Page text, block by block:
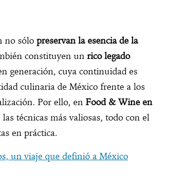
no sólo preservan la esencia de la
constituyen un rico legado
generación, cuya continuidad es
culinaria de México frente a los
Por ello, en Food & Wine en
técnicas más valiosas, todo con el
en práctica.
un viaje que definió a México